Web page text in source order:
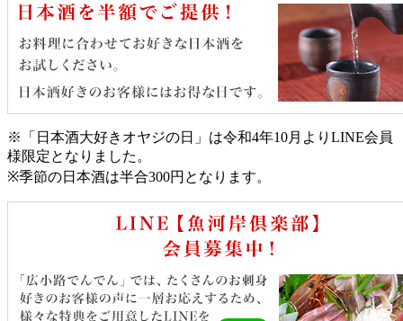
※「日本酒大好きオヤジの日」は令和4年10月よりLINE会員
様限定となりました。
※季節の日本酒は半合300円となります。